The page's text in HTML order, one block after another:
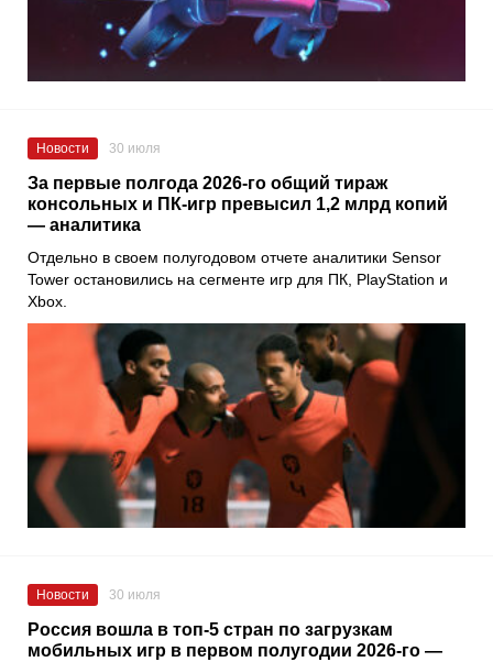
Новости 30 июля
За первые полгода 2026-го общий тираж
консольных и ПК-игр превысил 1,2 млрд копий
— аналитика
Отдельно в своем полугодовом отчете аналитики Sensor
Tower остановились на сегменте игр для ПК, PlayStation и
Xbox.
Новости 30 июля
Россия вошла в топ-5 стран по загрузкам
мобильных игр в первом полугодии 2026-го —